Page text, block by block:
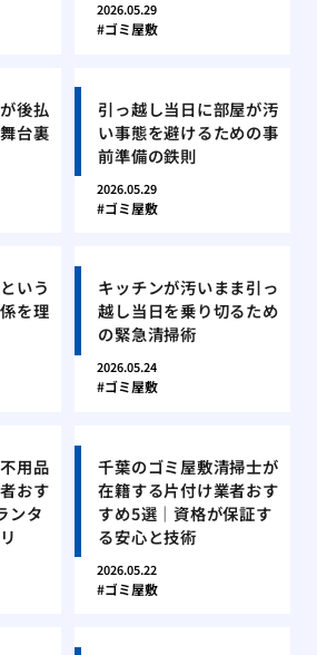
2026.05.29
ゴミ屋敷
後払
台裏
引っ越し当日に部屋が汚
い事態を避けるための事
前準備の鉄則
2026.05.29
ゴミ屋敷
いう
を理
キッチンが汚いまま引っ
越し当日を乗り切るため
の緊急清掃術
2026.05.24
ゴミ屋敷
用品
おす
ンタ
千葉のゴミ屋敷清掃士が
在籍する片付け業者おす
すめ5選｜資格が保証す
る安心と技術
2026.05.22
ゴミ屋敷